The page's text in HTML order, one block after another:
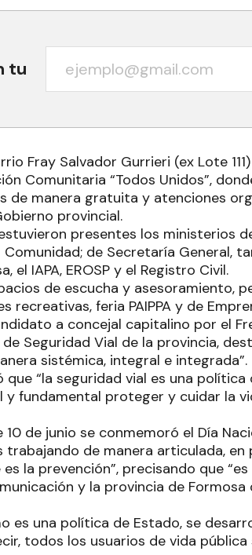
tu
Fray Salvador Gurrieri (ex Lote
Comunitaria “Todos Unidos”,
de manera gratuita y atenciones
provincial.
presentes los ministerios
de Secretaría General,
el IAPA, EROSP y el Registro Civil.
de escucha y asesoramiento,
recreativas, feria PAIPPA y de
a concejal capitalino por el
Seguridad Vial de la provincia,
sistémica, integral e integrada”.
que “la seguridad vial es una
fundamental proteger y cuidar la
10 de junio se conmemoró el Día
trabajando de manera articulada, en
la prevención”, precisando que
y la provincia de
es una política de Estado, se
todos los usuarios de vida